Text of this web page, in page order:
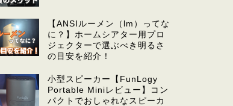
【ANSIルーメン（lm）ってな
に？】ホームシアター用プロ
ジェクターで選ぶべき明るさ
の目安を紹介！
小型スピーカー【FunLogy
Portable Miniレビュー】コン
パクトでおしゃれなスピーカ